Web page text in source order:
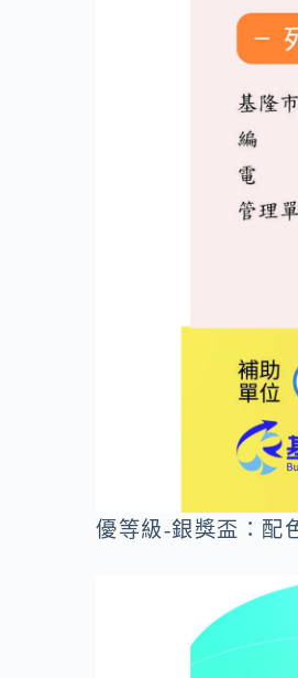
優等級-銀獎盃：配